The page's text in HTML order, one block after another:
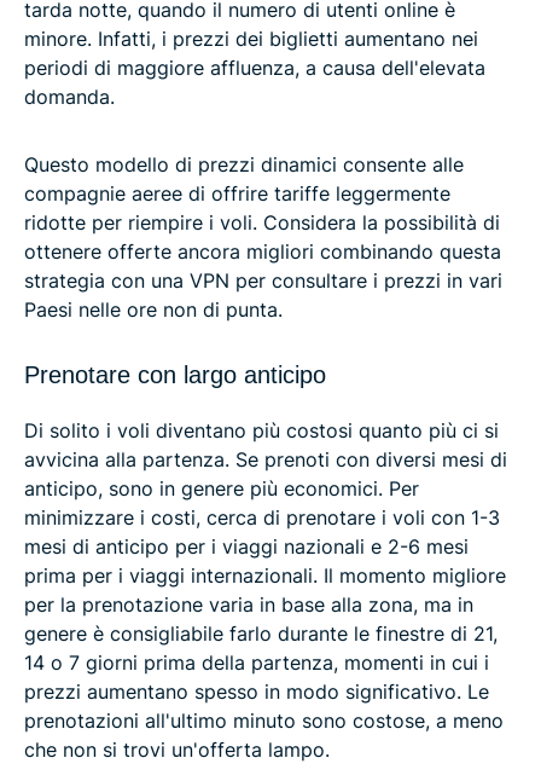
tarda notte, quando il numero di utenti online è
minore. Infatti, i prezzi dei biglietti aumentano nei
periodi di maggiore affluenza, a causa dell'elevata
domanda.
Questo modello di prezzi dinamici consente alle
compagnie aeree di offrire tariffe leggermente
ridotte per riempire i voli. Considera la possibilità di
ottenere offerte ancora migliori combinando questa
strategia con una VPN per consultare i prezzi in vari
Paesi nelle ore non di punta.
Prenotare con largo anticipo
Di solito i voli diventano più costosi quanto più ci si
avvicina alla partenza. Se prenoti con diversi mesi di
anticipo, sono in genere più economici. Per
minimizzare i costi, cerca di prenotare i voli con 1-3
mesi di anticipo per i viaggi nazionali e 2-6 mesi
prima per i viaggi internazionali. Il momento migliore
per la prenotazione varia in base alla zona, ma in
genere è consigliabile farlo durante le finestre di 21,
14 o 7 giorni prima della partenza, momenti in cui i
prezzi aumentano spesso in modo significativo. Le
prenotazioni all'ultimo minuto sono costose, a meno
che non si trovi un'offerta lampo.